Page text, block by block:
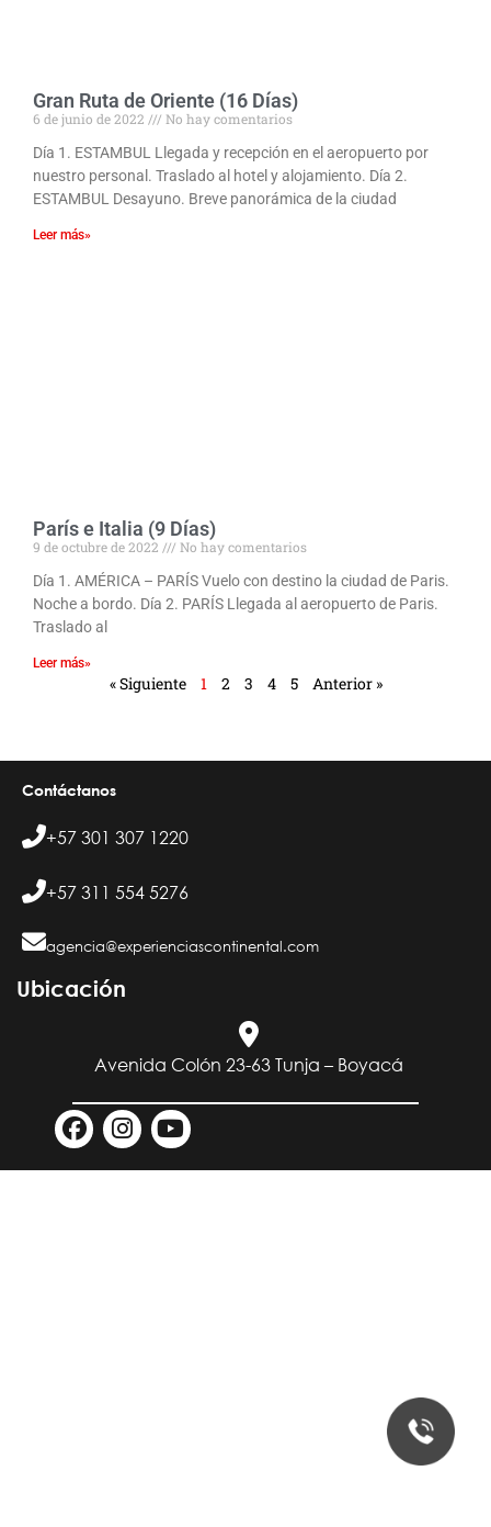
Gran Ruta de Oriente (16 Días)
6 de junio de 2022
No hay comentarios
Día 1. ESTAMBUL Llegada y recepción en el aeropuerto por
nuestro personal. Traslado al hotel y alojamiento. Día 2.
ESTAMBUL Desayuno. Breve panorámica de la ciudad
Leer más»
París e Italia (9 Días)
9 de octubre de 2022
No hay comentarios
Día 1. AMÉRICA – PARÍS Vuelo con destino la ciudad de Paris.
Noche a bordo. Día 2. PARÍS Llegada al aeropuerto de Paris.
Traslado al
Leer más»
« Siguiente 1 2 3 4 5 Anterior »
Contáctanos
+57 301 307 1220
+57 311 554 5276
agencia@experienciascontinental.com
Ubicación​
Avenida Colón 23-63 Tunja – Boyacá